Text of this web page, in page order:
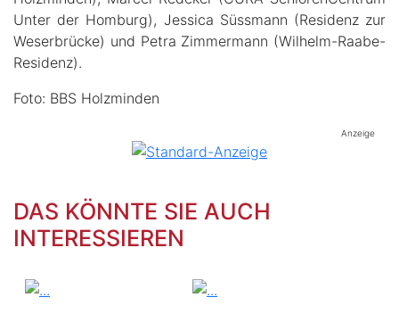
Unter der Homburg), Jessica Süssmann (Residenz zur
Weserbrücke) und Petra Zimmermann (Wilhelm-Raabe-
Residenz).
Foto: BBS Holzminden
Anzeige
DAS KÖNNTE SIE AUCH
INTERESSIEREN